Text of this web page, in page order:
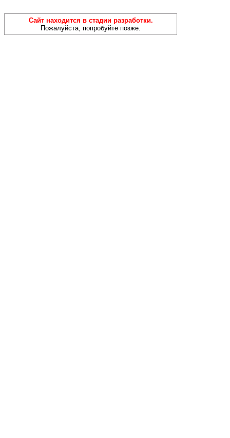
Сайт находится в стадии разработки.
Пожалуйста, попробуйте позже.